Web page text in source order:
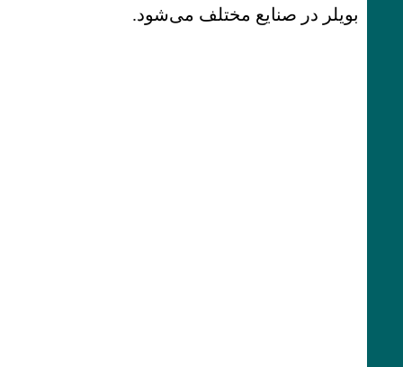
بویلر در صنایع مختلف می‌شود.